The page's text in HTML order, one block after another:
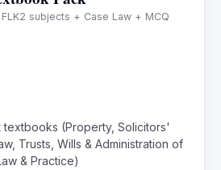
subjects + Case Law + MCQ
textbooks (Property, Solicitors'
Trusts, Wills & Administration of
& Practice)